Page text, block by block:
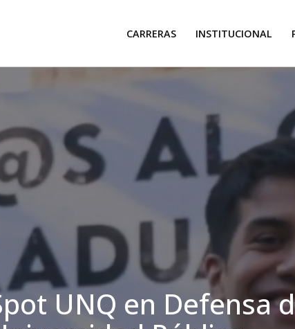
CARRERAS INSTITUCIONAL
UNQ en Defensa